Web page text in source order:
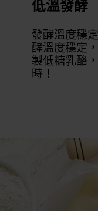
低溫發酵
發酵溫度穩
酵溫度穩定
製低糖乳酪
時！